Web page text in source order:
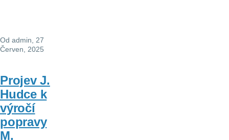
Od admin, 27
Červen, 2025
Projev J.
Hudce k
výročí
popravy
M.